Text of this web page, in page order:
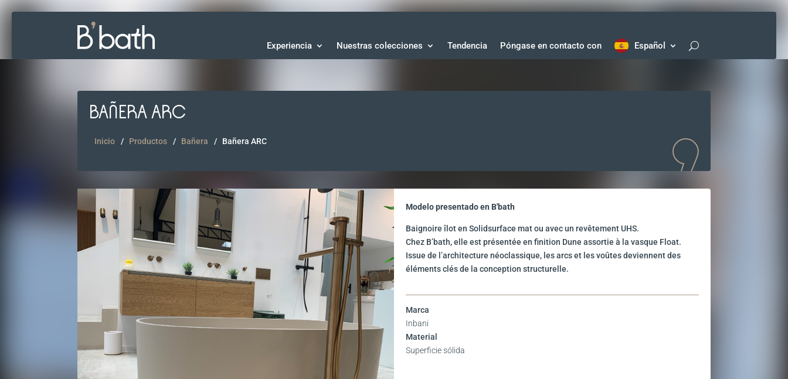
Experiencia Nuestras colecciones Tendencia Póngase en contacto con Español
BAÑERA ARC
Inicio Productos Bañera Bañera ARC
Modelo presentado en B'bath
Baignoire îlot en Solidsurface mat ou avec un revêtement UHS.
Chez B’bath, elle est présentée en finition Dune assortie à la vasque Float.
Issue de l’architecture néoclassique, les arcs et les voûtes deviennent des
éléments clés de la conception structurelle.
Marca
Inbani
Material
Superficie sólida